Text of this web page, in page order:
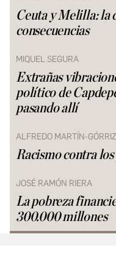
Ceuta y Melilla: la
consecuencias
MIQUEL SEGURA
Extrañas
político de
pasando allí
ALFREDO MARTÍN-GÓRRIZ
Racismo contra
JOSÉ RAMÓN RIERA
La pobreza
300.000 millones